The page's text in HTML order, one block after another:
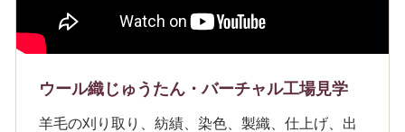
ウール織じゅうたん・バーチャル工場見学
羊毛の刈り取り、紡績、染色、製織、仕上げ、出